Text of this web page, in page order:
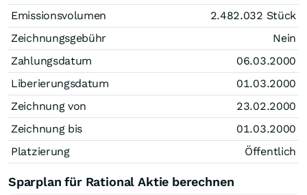
Emissionsvolumen
2.482.032 Stück
Zeichnungsgebühr
Nein
Zahlungsdatum
06.03.2000
Liberierungsdatum
01.03.2000
Zeichnung von
23.02.2000
Zeichnung bis
01.03.2000
Platzierung
Öffentlich
Sparplan für Rational Aktie berechnen